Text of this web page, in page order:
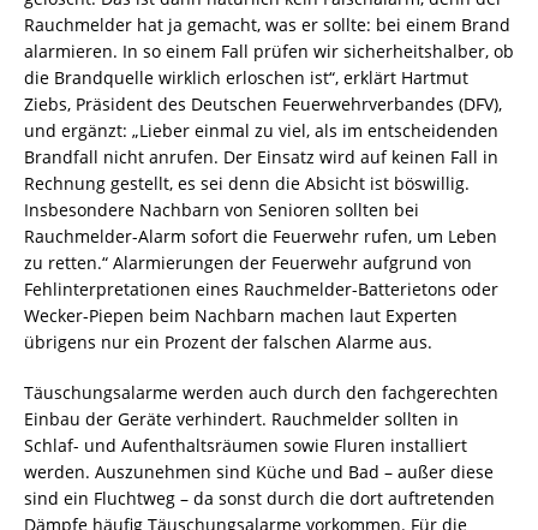
Rauchmelder hat ja gemacht, was er sollte: bei einem Brand
alarmieren. In so einem Fall prüfen wir sicherheitshalber, ob
die Brandquelle wirklich erloschen ist“, erklärt Hartmut
Ziebs, Präsident des Deutschen Feuerwehrverbandes (DFV),
und ergänzt: „Lieber einmal zu viel, als im entscheidenden
Brandfall nicht anrufen. Der Einsatz wird auf keinen Fall in
Rechnung gestellt, es sei denn die Absicht ist böswillig.
Insbesondere Nachbarn von Senioren sollten bei
Rauchmelder-Alarm sofort die Feuerwehr rufen, um Leben
zu retten.“ Alarmierungen der Feuerwehr aufgrund von
Fehlinterpretationen eines Rauchmelder-Batterietons oder
Wecker-Piepen beim Nachbarn machen laut Experten
übrigens nur ein Prozent der falschen Alarme aus.
Täuschungsalarme werden auch durch den fachgerechten
Einbau der Geräte verhindert. Rauchmelder sollten in
Schlaf- und Aufenthaltsräumen sowie Fluren installiert
werden. Auszunehmen sind Küche und Bad – außer diese
sind ein Fluchtweg – da sonst durch die dort auftretenden
Dämpfe häufig Täuschungsalarme vorkommen. Für die